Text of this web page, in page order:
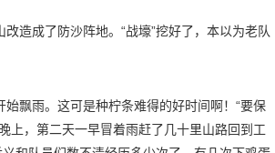
造成了防沙阵地。“战壕”挖好了，本以为老队
飘雨。这可是种柠条难得的好时间啊！“要保
上，第二天一早冒着雨赶了几十里山路回到工